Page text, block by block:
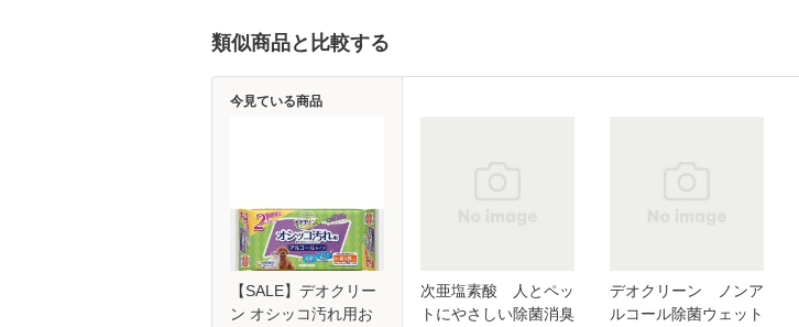
類似商品と比較する
【SALE】デオクリー
ン オシッコ汚れ用お
今見ている商品
次亜塩素酸 人とペッ
トにやさしい除菌消臭
デオクリーン ノンア
ルコール除菌ウェット